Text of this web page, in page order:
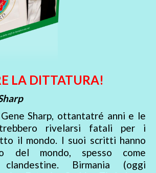
LA DITTATURA!
Sharp, ottantatré anni e le
rivelarsi fatali per i
il mondo. I suoi scritti hanno
mondo, spesso come
clandestine. Birmania (oggi